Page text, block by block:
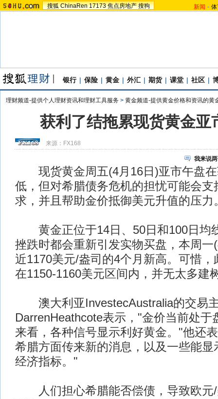
搜狐 ChinaRen 17173 焦点房地产 搜狗 新闻 -
银行 | 保险 | 黄金 | 外汇 | 期货 | 课堂 | 社区 |
理财频道-提供个人理财资讯和理财工具服务 > 黄金频道-提供黄金价格和资讯的黄
获利了结拖累现货黄金亚
来源： FX168
我来说
现货黄金周五(4月16日)亚市午盘在
低，但对希腊债务危机的担忧可能会支
求，并且帮助金价抵御美元升值的压力
黄金正位于14日、50日和100日均
挫跌时都会重新引发实物买盘，本周一
近1170美元/盎司的4个月新高。可惜
在1150-1160美元区间内，并无太多建
澳大利亚InvestecAustralia的交易
DarrenHeathcote表示，"金价当前处于
来看，各种信号显示利好黄金。"他还
希腊方面传来新的消息，以及一些能显
经济指标。"
人们担心希腊能否偿债，导致欧元/